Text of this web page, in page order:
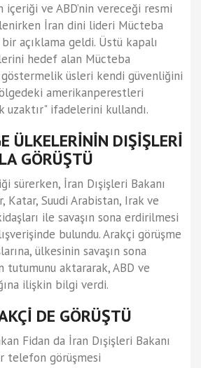
ve ABD’nin vereceği resmi
İran dini lideri Mücteba
açıklama geldi. Üstü kapalı
hedef alan Mücteba
göstermelik üsleri kendi güvenliğini
amerikanperestleri
uzaktır" ifadelerini kullandı.
ÜLKELERİNİN DIŞİŞLERİ
GÖRÜŞTÜ
sürerken, İran Dışişleri Bakanı
Katar, Suudi Arabistan, Irak ve
ile savaşın sona erdirilmesi
bulundu. Arakçi görüşme
ülkesinin savaşın sona
aktararak, ABD ve
ilişkin bilgi verdi.
DE GÖRÜŞTÜ
Fidan da İran Dışişleri Bakanı
telefon görüşmesi